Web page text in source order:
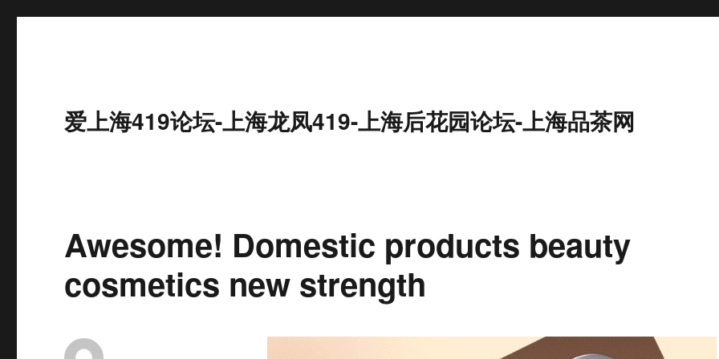
爱上海419论坛-上海龙凤419-上海后花园论坛-上海品茶网
Awesome! Domestic products beauty
cosmetics new strength